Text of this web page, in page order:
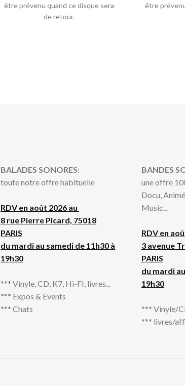
être prévenu quand ce disque sera
de retour.
être
BALADES SONORES:
toute notre offre habituelle
RDV en août 2026 au
8 rue Pierre Picard, 75018
PARIS
du mardi au samedi de 11h30 à
19h30
*** Vinyle, CD, K7, Hi-FI, livres...
*** Expos & Events
*** Chats
BANDES
une offre
Docu,
Music...
RDV en
3 avenue
PARIS
du mardi
19h30
*** Vinyle/
*** livres/